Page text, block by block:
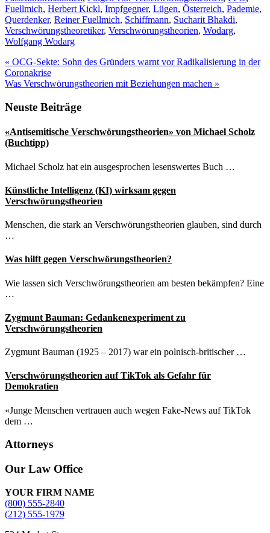
Fuellmich, Herbert Kickl, Impfgegner, Lügen, Österreich, Pademie,
Querdenker, Reiner Fuellmich, Schiffmann, Sucharit Bhakdi,
Verschwörungstheoretiker, Verschwörungstheorien, Wodarg,
Wolfgang Wodarg
Vorheriger
Beitrag:
« OCG-Sekte: Sohn des Gründers warnt vor Radikalisierung in der
Coronakrise
Nächster
Was Verschwörungstheorien mit Beziehungen machen »
Seitenspalte
Neuste Beiträge
«Antisemitische Verschwörungstheorien» von Michael Scholz
(Buchtipp)
Michael Scholz hat ein ausgesprochen lesenswertes Buch …
Künstliche Intelligenz (KI) wirksam gegen
Verschwörungstheorien
Menschen, die stark an Verschwörungstheorien glauben, sind durch
…
Was hilft gegen Verschwörungstheorien?
Wie lassen sich Verschwörungstheorien am besten bekämpfen? Eine
…
Zygmunt Bauman: Gedankenexperiment zu
Verschwörungstheorien
Zygmunt Bauman (1925 – 2017) war ein polnisch-britischer …
Verschwörungstheorien auf TikTok als Gefahr für
Demokratien
«Junge Menschen vertrauen auch wegen Fake-News auf TikTok
dem …
Attorneys
Site
Footer
Our Law Office
YOUR FIRM NAME
(800) 555-2840
(212) 555-1979